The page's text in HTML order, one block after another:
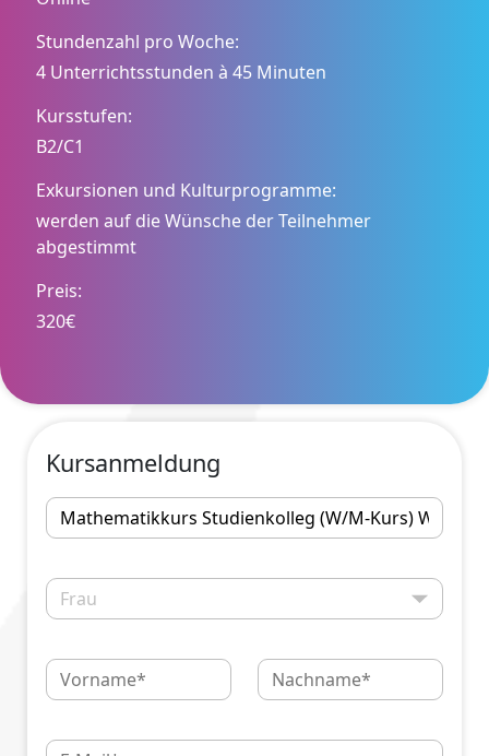
Stundenzahl pro Woche:
4 Unterrichtsstunden à 45 Minuten
Kursstufen:
B2/C1
Exkursionen und Kulturprogramme:
werden auf die Wünsche der Teilnehmer
abgestimmt
Preis:
320€
Kursanmeldung